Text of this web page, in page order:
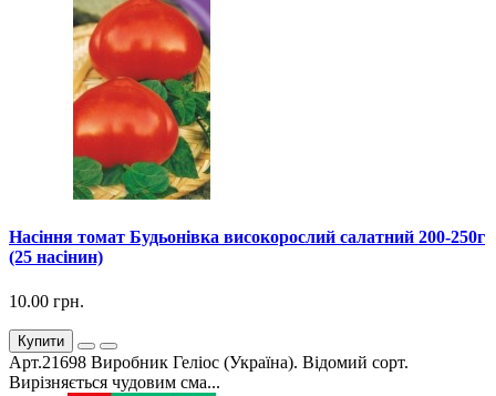
Насіння томат Будьонівка високорослий салатний 200-250г
(25 насінин)
10.00 грн.
Купити
Арт.21698 Виробник Геліос (Україна). Відомий сорт.
Вирізняється чудовим сма...